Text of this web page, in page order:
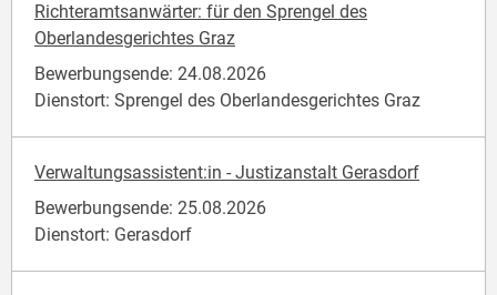
Richteramtsanwärter: für den Sprengel des
Oberlandesgerichtes Graz
Bewerbungsende: 24.08.2026
Dienstort: Sprengel des Oberlandesgerichtes Graz
Verwaltungsassistent:in - Justizanstalt Gerasdorf
Bewerbungsende: 25.08.2026
Dienstort: Gerasdorf